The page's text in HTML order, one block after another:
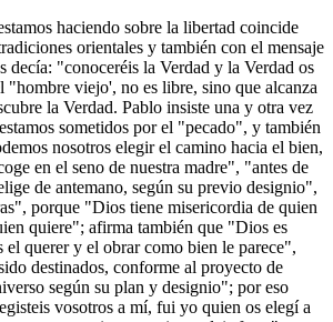
haciendo sobre la libertad coincide
orientales y también con el mensaje
decía: "conoceréis la Verdad y la Verdad os
"hombre viejo', no es libre, sino que alcanza
la Verdad. Pablo insiste una y otra vez
sometidos por el "pecado", y también
nosotros elegir el camino hacia el bien,
en el seno de nuestra madre", "antes de
de antemano, según su previo designio",
porque "Dios tiene misericordia de quien
quiere"; afirma también que "Dios es
el querer y el obrar como bien le parece",
destinados, conforme al proyecto de
según su plan y designio"; por eso
vosotros a mí, fui yo quien os elegí a